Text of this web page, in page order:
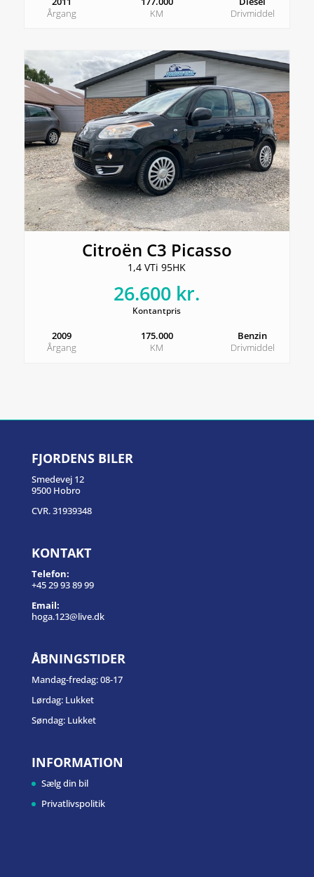
Årgang
KM
Drivmiddel
Citroën C3 Picasso
1,4 VTi 95HK
26.600 kr.
Kontantpris
2009
Årgang
175.000
KM
Benzin
Drivmiddel
FJORDENS BILER
Smedevej 12
9500 Hobro
CVR. 31939348
KONTAKT
Telefon:
+45 29 93 89 99
Email:
hoga.123@live.dk
ÅBNINGSTIDER
Mandag-fredag: 08-17
Lørdag: Lukket
Søndag: Lukket
INFORMATION
Sælg din bil
Privatlivspolitik